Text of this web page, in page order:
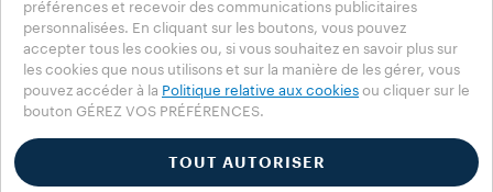
Politique de confidentialité
Politique relative aux témoins
Réglage des témoins
Whistleblowing
Accessibility Statement
©2025 Luigi Lavazza SPA. Tous droits réservés - N°. de taxe sur la valeur
préférences et recevoir des communications publicitaires
personnalisées. En cliquant sur les boutons, vous pouvez
accepter tous les cookies ou, si vous souhaitez en savoir plus sur
les cookies que nous utilisons et sur la manière de les gérer, vous
pouvez accéder à la Politique relative aux cookies ou cliquer sur le
bouton GÉREZ VOS PRÉFÉRENCES.
TOUT AUTORISER